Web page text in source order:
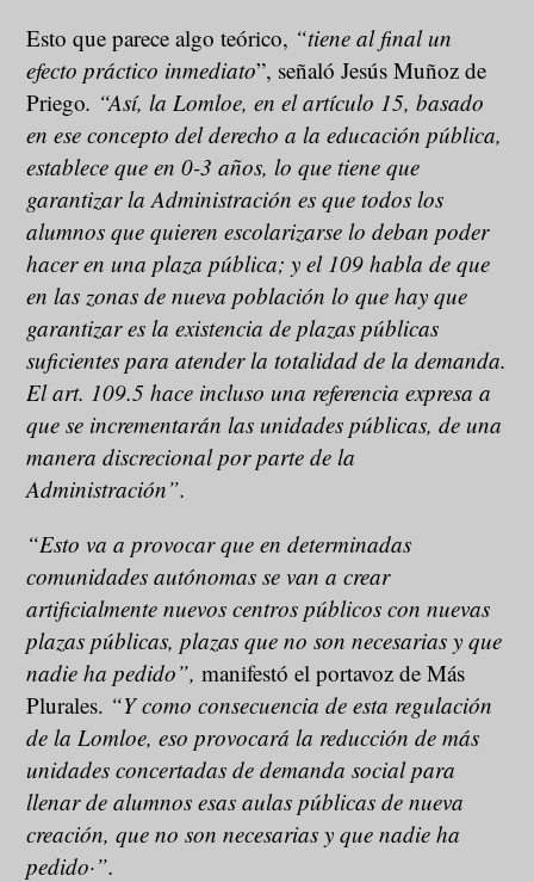
Esto que parece algo teórico, “tiene al final un
efecto práctico inmediato”, señaló Jesús Muñoz de
Priego. “Así, la Lomloe, en el artículo 15, basado
en ese concepto del derecho a la educación pública,
establece que en 0-3 años, lo que tiene que
garantizar la Administración es que todos los
alumnos que quieren escolarizarse lo deban poder
hacer en una plaza pública; y el 109 habla de que
en las zonas de nueva población lo que hay que
garantizar es la existencia de plazas públicas
suficientes para atender la totalidad de la demanda.
El art. 109.5 hace incluso una referencia expresa a
que se incrementarán las unidades públicas, de una
manera discrecional por parte de la
Administración”.
“Esto va a provocar que en determinadas
comunidades autónomas se van a crear
artificialmente nuevos centros públicos con nuevas
plazas públicas, plazas que no son necesarias y que
nadie ha pedido”,manifestó el portavoz de Más
Plurales. “Y como consecuencia de esta regulación
de la Lomloe, eso provocará la reducción de más
unidades concertadas de demanda social para
llenar de alumnos esas aulas públicas de nueva
creación, que no son necesarias y que nadie ha
pedido·”.